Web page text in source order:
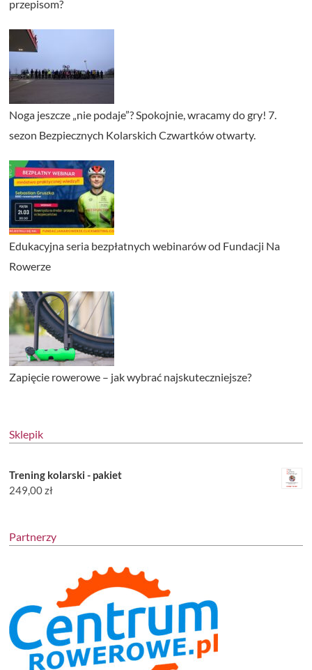
przepisom?
Noga jeszcze „nie podaje”? Spokojnie, wracamy do gry! 7.
sezon Bezpiecznych Kolarskich Czwartków otwarty.
Edukacyjna seria bezpłatnych webinarów od Fundacji Na
Rowerze
Zapięcie rowerowe – jak wybrać najskuteczniejsze?
Sklepik
Trening kolarski - pakiet
249,00zł
Partnerzy